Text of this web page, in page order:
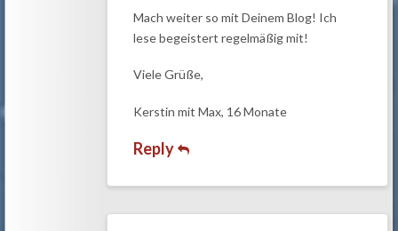
Mach weiter so mit Deinem Blog! Ich
lese begeistert regelmäßig mit!
Viele Grüße,
Kerstin mit Max, 16 Monate
Reply